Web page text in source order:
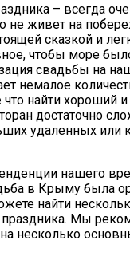
– всегда
не живет на
сказкой и
чтобы море
свадьбы на
немалое
найти хороший и
достаточно
удаленных или
нашего
в Крыму была
найти
праздника. Мы
несколько